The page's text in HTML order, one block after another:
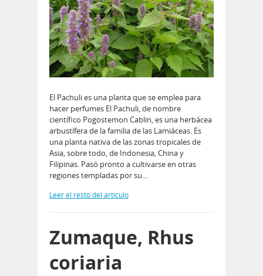
El Pachuli es una planta que se emplea para
hacer perfumes El Pachuli, de nombre
científico Pogostemon Cablin, es una herbácea
arbustífera de la familia de las Lamiáceas. Es
una planta nativa de las zonas tropicales de
Asia, sobre todo, de Indonesia, China y
Filipinas. Pasó pronto a cultivarse en otras
regiones templadas por su…
Leer el resto del artículo
Zumaque, Rhus
coriaria